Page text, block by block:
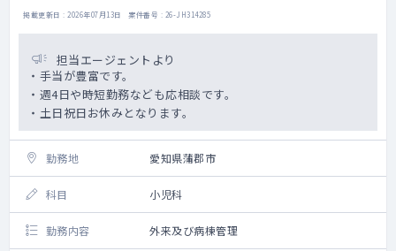
掲載更新日 : 2026年07月13日 案件番号 : 26-JH314285
担当エージェントより
・手当が豊富です。
・週4日や時短勤務なども応相談です。
・土日祝日お休みとなります。
勤務地 愛知県蒲郡市
科目 小児科
勤務内容 外来及び病棟管理